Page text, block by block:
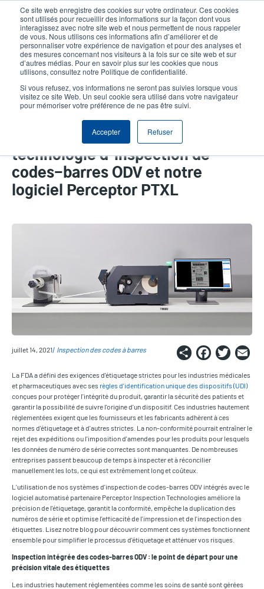
Ce site web enregistre des cookies sur votre ordinateur. Ces cookies
sont utilisés pour recueillir des informations sur la façon dont vous
interagissez avec notre site web et nous permettent de nous rappeler
de vous. Nous utilisons ces informations afin d’améliorer et de
personnaliser votre expérience de navigation et pour des analyses et
des mesures concernant nos visiteurs à la fois sur ce site web et sur
d’autres médias. Pour en savoir plus sur les cookies que nous
utilisons, consultez notre Politique de confidentialité.
Si vous refusez, vos informations ne seront pas suivies lorsque vous
visitez ce site Web. Un seul cookie sera utilisé dans votre navigateur
pour mémoriser votre préférence de ne pas être suivi.
Accepter Refuser
contenu
principal
User
account
menu
User
Header
Sélecteur de produits Tech Support
Contacter le service commercial
Précision d'étiquetage et
conformité UDI avec notre
technologie d'inspection de
codes-barres ODV et notre
logiciel Perceptor PTXL
juillet 14, 2021 Inspection des codes à barres Share
La FDA a défini des exigences d'étiquetage strictes pour les industries médicales
et pharmaceutiques avec ses règles d'identification unique des dispositifs (UDI)
conçues pour protéger l'intégrité du produit, garantir la sécurité des patients et
garantir la possibilité de suivre l'origine d'un dispositif. Ces industries hautement
réglementées exigent que les fournisseurs et les fabricants adhèrent à ces
normes d'étiquetage et à d'autres strictes. La non-conformité pourrait entraîner le
rejet des expéditions ou l'imposition d'amendes pour les produits pour lesquels
les données de numéro de série correctes sont manquantes. De nombreuses
entreprises passent beaucoup de temps à inspecter et à réconcilier
manuellement les lots, ce qui est extrêmement long et coûteux.
L'utilisation de nos systèmes d'inspection de codes-barres ODV intégrés avec le
logiciel automatisé partenaire Perceptor Inspection Technologies améliore la
précision de l'étiquetage, garantit la conformité, empêche la duplication des
numéros de série et optimise l'efficacité de l'impression et de l'inspection des
étiquettes. Lisez notre blog pour découvrir comment ces systèmes fonctionnent
ensemble pour simplifier le processus d'étiquetage et atténuer vos risques.
Inspection intégrée des codes-barres ODV : le point de départ pour une
précision vitale des étiquettes
Les industries hautement réglementées comme les soins de santé sont gérées